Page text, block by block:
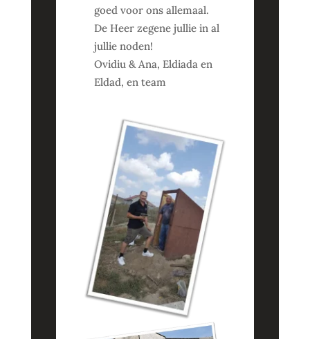
goed voor ons allemaal.
De Heer zegene jullie in al
jullie noden!
Ovidiu & Ana, Eldiada en
Eldad, en team